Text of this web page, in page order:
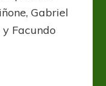
Gabriel
Facundo